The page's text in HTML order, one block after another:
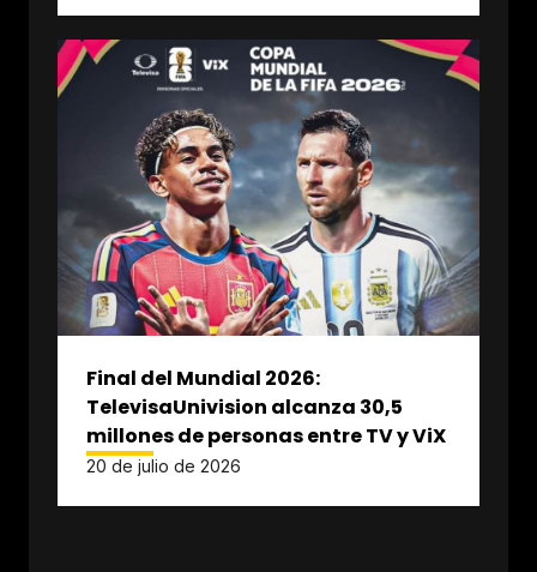
Final del Mundial 2026:
TelevisaUnivision alcanza 30,5
millones de personas entre TV y ViX
20 de julio de 2026